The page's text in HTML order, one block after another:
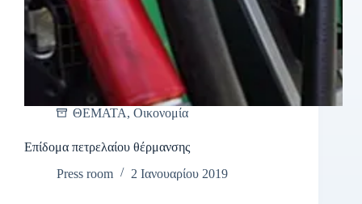
ΘΕΜΑΤΑ, Οικονομία
Επίδομα πετρελαίου θέρμανσης
Press room
2 Ιανουαρίου 2019